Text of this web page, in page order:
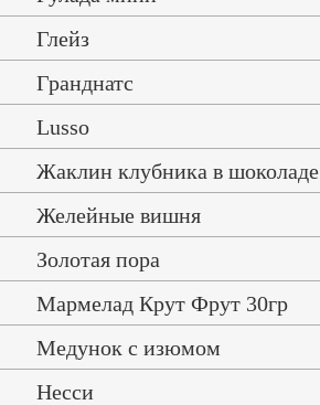
Глейз
Гранднатс
Lusso
Жаклин клубника в шоколаде
Желейные вишня
Золотая пора
Мармелад Крут Фрут 30гр
Медунок с изюмом
Несси